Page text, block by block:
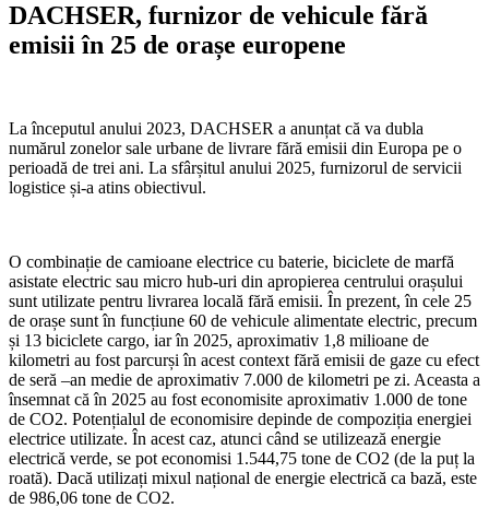
DACHSER, furnizor de vehicule fără
emisii în 25 de orașe europene
La începutul anului 2023, DACHSER a anunțat că va dubla
numărul zonelor sale urbane de livrare fără emisii din Europa pe o
perioadă de trei ani. La sfârșitul anului 2025, furnizorul de servicii
logistice și-a atins obiectivul.
O combinație de camioane electrice cu baterie, biciclete de marfă
asistate electric sau micro hub-uri din apropierea centrului orașului
sunt utilizate pentru livrarea locală fără emisii. În prezent, în cele 25
de orașe sunt în funcțiune 60 de vehicule alimentate electric, precum
și 13 biciclete cargo, iar în 2025, aproximativ 1,8 milioane de
kilometri au fost parcurși în acest context fără emisii de gaze cu efect
de seră –an medie de aproximativ 7.000 de kilometri pe zi. Aceasta a
însemnat că în 2025 au fost economisite aproximativ 1.000 de tone
de CO2. Potențialul de economisire depinde de compoziția energiei
electrice utilizate. În acest caz, atunci când se utilizează energie
electrică verde, se pot economisi 1.544,75 tone de CO2 (de la puț la
roată). Dacă utilizați mixul național de energie electrică ca bază, este
de 986,06 tone de CO2.